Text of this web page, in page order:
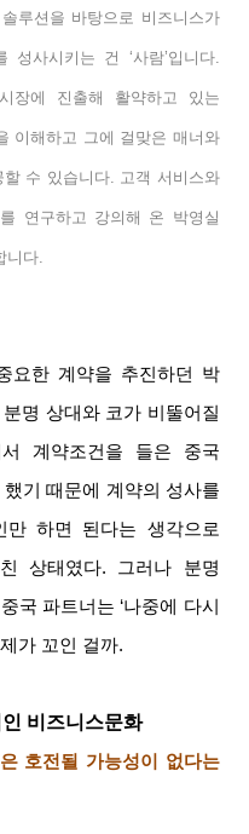
솔루션을 바탕으로 비즈니스가
성사시키는 건 ‘사람’입니다.
장에 진출해 활약하고 있는
이해하고 그에 걸맞은 매너와
할 수 있습니다. 고객 서비스와
연구하고 강의해 온 박영실
니다
요한 계약을 추진하던 박
분명 상대와 코가 비뚤어질
계약조건을 들은 중국
했기 때문에 계약의 성사를
만 하면 된다는 생각으로
상태였다.
그러나 분명
국 파트너는 ‘나중에 다시
가 꼬인 걸까.
비즈니스문화
은 호전될 가능성이 없다는